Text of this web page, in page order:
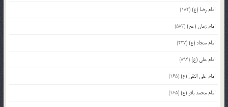
امام رضا (ع)(182)
امام زمان (عج)(583)
امام سجاد (ع)(227)
امام علی (ع)(894)
امام علی النقی (ع)(165)
امام محمد باقر (ع)(165)